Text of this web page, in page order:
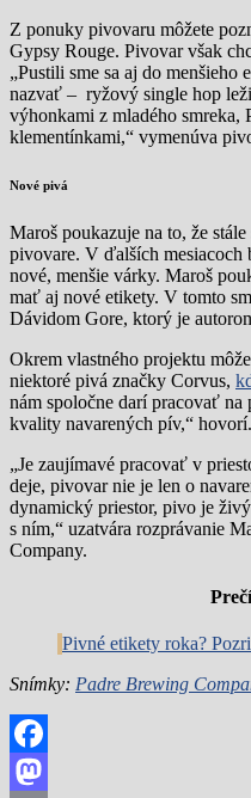
Z ponuky pivovaru môžete
Gypsy Rouge. Pivovar však
„Pustili sme sa aj do menšieho
nazvať – ryžový single hop
výhonkami z mladého smreka,
klementínkami,“ vymenúva
Nové pivá
Maroš poukazuje na to, že
pivovare. V ďalších mesiacoch
nové, menšie várky. Maroš
mať aj nové etikety. V tomto
Dávidom Gore, ktorý je
Okrem vlastného projektu
niektoré pivá značky Corvus,
nám spoločne darí pracovať
kvality navarených pív,“ hovorí.
„Je zaujímavé pracovať v
deje, pivovar nie je len o
dynamický priestor, pivo je
s ním,“ uzatvára rozprávanie
Company.
Pivné etikety roka?
Snímky: Padre Brewing
Facebook